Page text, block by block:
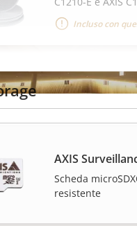
rende gli annunci
Questo
Incluso con
AXIS
Scheda
resistente